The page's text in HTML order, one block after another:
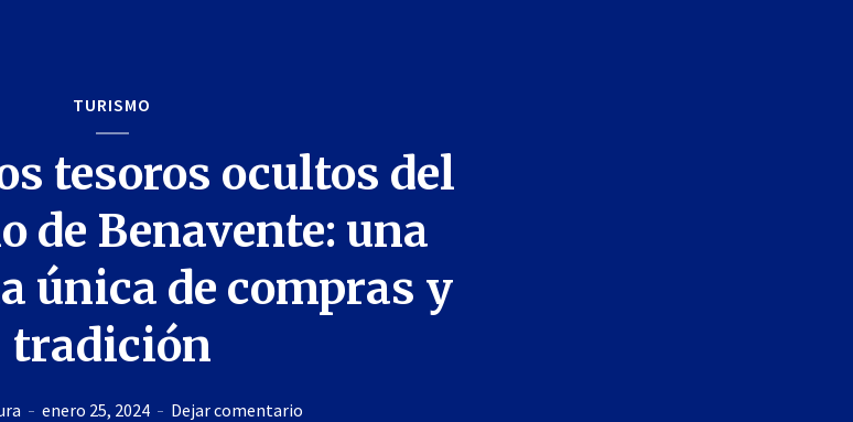
TURISMO
tesoros ocultos del
de Benavente: una
única de compras y
tradición
enero 25, 2024 Dejar comentario